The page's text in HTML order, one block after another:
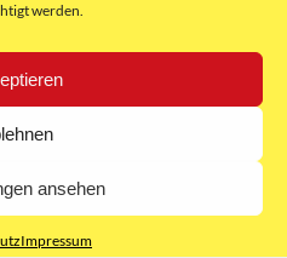
werden.
ansehen
Impressum